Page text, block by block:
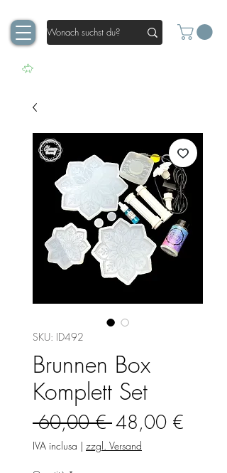
SKU: ID492
Brunnen Box
Komplett Set
60,00 € Prezzo
regolare
48,00 €
IVA inclusa | zzgl. Versand